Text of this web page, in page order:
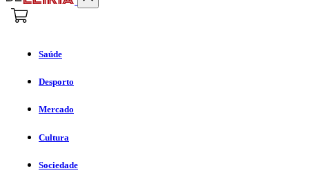
Saúde
Desporto
Mercado
Cultura
Sociedade